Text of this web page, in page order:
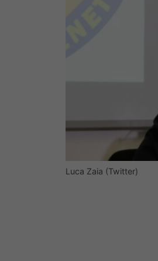
Luca Zaia (Twitter)